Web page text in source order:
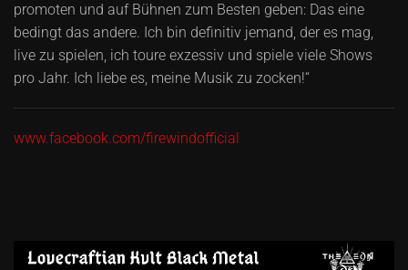
promoten und auf Bühnen zum Besten geben: Das eine
bedingt das andere. Ich bin definitiv jemand, der es mag,
live zu spielen, ich toure exzessiv und spiele viele Shows
pro Jahr. Ich liebe es, meine Musik zu zocken!“
www.facebook.com/firewindofficial